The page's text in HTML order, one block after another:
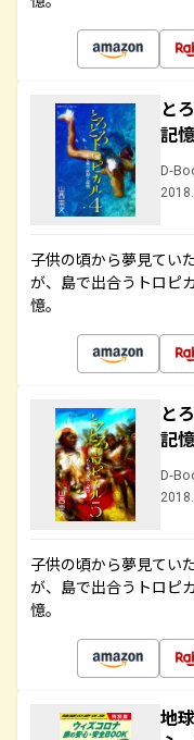
と
記
D-
子供の頃から夢見てい
が、島で出合うトロピ
憶。
と
記
D-
子供の頃から夢見てい
が、島で出合うトロピ
憶。
地